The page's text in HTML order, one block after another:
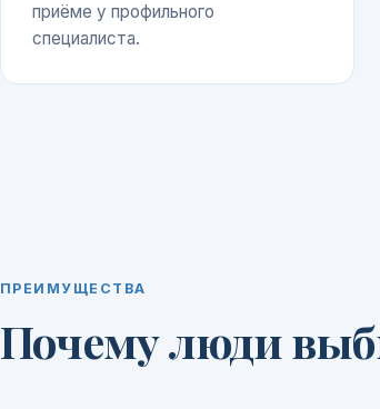
приёме у профильного
специалиста.
ПРЕИМУЩЕСТВА
Почему люди